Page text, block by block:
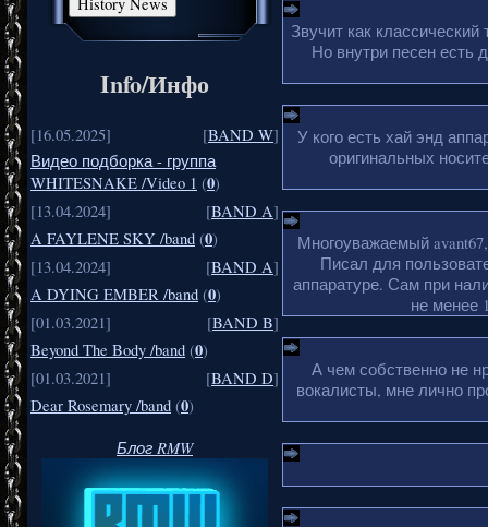
Info/Инфо
[16.05.2025] [BAND W]
Видео подборка - группа
WHITESNAKE /Video 1 (0)
[13.04.2024]
[BAND A]
A FAYLENE SKY /band (0)
[13.04.2024]
[BAND A]
A DYING EMBER /band (0)
[01.03.2021]
[BAND B]
Beyond The Body /band (0)
[01.03.2021]
[BAND D]
Dear Rosemary /band (0)
Блог RMW
Звучит как
Но внутри песен есть
У кого есть хай энд
оригинальных
Многоуважаемый
Писал для
аппаратуре. Сам при
не менее
А чем собственно не
вокалисты, мне лично